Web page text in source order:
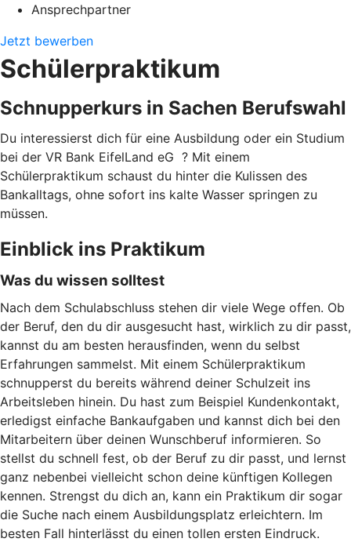
Ansprechpartner
Jetzt bewerben
Schülerpraktikum
Schnupperkurs in Sachen Berufswahl
Du interessierst dich für eine Ausbildung oder ein Studium
bei der VR Bank EifelLand eG ? Mit einem
Schülerpraktikum schaust du hinter die Kulissen des
Bankalltags, ohne sofort ins kalte Wasser springen zu
müssen.
Einblick ins Praktikum
Was du wissen solltest
Nach dem Schulabschluss stehen dir viele Wege offen. Ob
der Beruf, den du dir ausgesucht hast, wirklich zu dir passt,
kannst du am besten herausfinden, wenn du selbst
Erfahrungen sammelst. Mit einem Schülerpraktikum
schnupperst du bereits während deiner Schulzeit ins
Arbeitsleben hinein. Du hast zum Beispiel Kundenkontakt,
erledigst einfache Bankaufgaben und kannst dich bei den
Mitarbeitern über deinen Wunschberuf informieren. So
stellst du schnell fest, ob der Beruf zu dir passt, und lernst
ganz nebenbei vielleicht schon deine künftigen Kollegen
kennen. Strengst du dich an, kann ein Praktikum dir sogar
die Suche nach einem Ausbildungsplatz erleichtern. Im
besten Fall hinterlässt du einen tollen ersten Eindruck.